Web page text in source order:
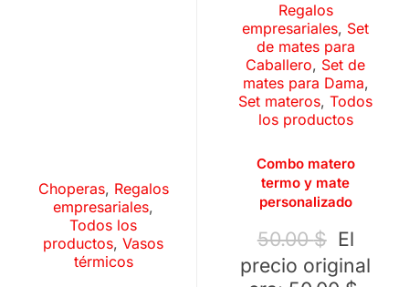
Choperas, Regalos
empresariales,
Todos los
productos,Vasos
térmicos
Regalos
empresariales, Set
de mates para
Caballero, Set de
mates para Dama,
Set materos,Todos
los productos
Combo matero
termo y mate
personalizado
50.00$ El
precio original